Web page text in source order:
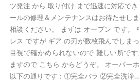
ツ発注 から 取り付け まで迅速に対応で
ールの修理＆メンテナンスはお待たせし
相談ください。 まずは オープン です。
レス ですが ギア の刃が数枚飛んでしま
目視で確かめられないので 難しい所で
ますので こちら からどうぞ。 オーバー
以下の通りです：①完全バラ ②完全洗浄...